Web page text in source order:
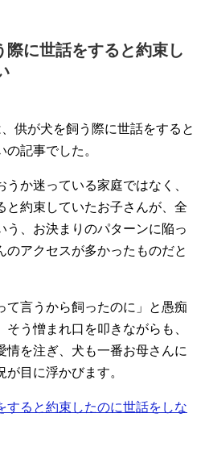
際に世話をすると約束し
供が犬を飼う際に世話をすると
記事でした。
か迷っている家庭ではなく、
と約束していたお子さんが、全
う、お決まりのパターンに陥っ
のアクセスが多かったものだと
て言うから飼ったのに」と愚痴
う憎まれ口を叩きながらも、
情を注ぎ、犬も一番お母さんに
目に浮かびます。
すると約束したのに世話をしな